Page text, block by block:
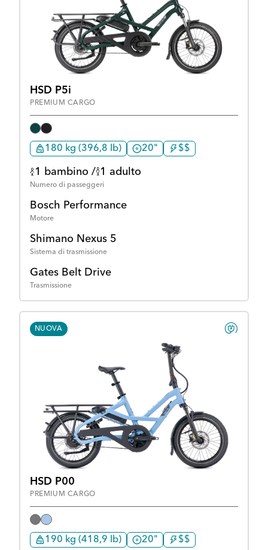
HSD P5i
PREMIUM CARGO
180 kg (396,8 lb) 20" $$
1 bambino / 1 adulto
Numero di passeggeri
Bosch Performance
Motore
Shimano Nexus 5
Sistema di trasmissione
Gates Belt Drive
Trasmissione
NUOVA
HSD P00
PREMIUM CARGO
190 kg (418,9 lb) 20" $$